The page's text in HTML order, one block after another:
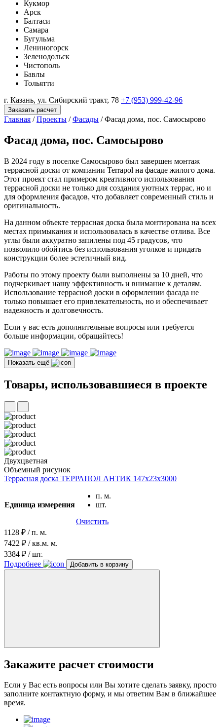
Кукмор
Арск
Балтаси
Самара
Бугульма
Лениногорск
Зеленодольск
Чистополь
Бавлы
Тольятти
г. Казань, ул. Сибирский тракт, 78 +7 (953) 999-42-96
Заказать расчет
Главная / Проекты / Фасады /Фасад дома, пос. Самосырово
Фасад дома, пос. Самосырово
В 2024 году в поселке Самосырово был завершен монтаж
террасной доски от компании Terrapol на фасаде жилого дома.
Этот проект стал примером креативного использования
террасной доски не только для создания уютных террас, но и
для оформления фасадов, что добавляет современный стиль и
оригинальность.
На данном объекте террасная доска была монтирована на всех
местах примыкания и использовалась в качестве отлива. Все
углы были аккуратно запилены под 45 градусов, что
позволило обойтись без использования уголков и придать
конструкции более эстетичный вид.
Работы по этому проекту были выполнены за 10 дней, что
подчеркивает нашу эффективность и внимание к деталям.
Использование террасной доски в оформлении фасада не
только повышает его привлекательность, но и обеспечивает
надежность и долговечность.
Если у вас есть дополнительные вопросы или требуется
больше информации, обращайтесь!
Показать ещё
Товары, использовавшиеся в проекте
Двухцветная
Объемный рисунок
Террасная доска ТЕРРАПОЛ АНТИК 147х23х3000
Единица измерения
п. м.
шт.
Очистить
1128 ₽ / п. м.
7422 ₽ / кв.м. м.
3384 ₽ / шт.
Подробнее
Добавить в корзину
Закажите расчет стоимости
Если у Вас есть вопросы или Вы хотите сделать заявку, просто
заполните контактную форму, и мы ответим Вам в ближайшее
время.